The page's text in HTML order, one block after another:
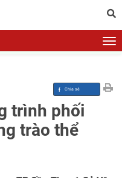
trình phối
trào thể